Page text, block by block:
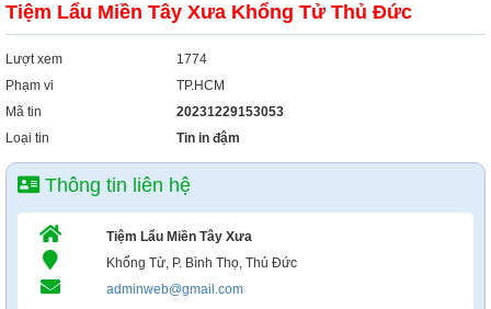
Tiệm Lẩu Miền Tây Xưa Khổng Tử Thủ Đức
Lượt xem
1774
Phạm vi
TP.HCM
Mã tin
20231229153053
Loại tin
Tin in đậm
Thông tin liên hệ
Tiệm Lẩu Miền Tây Xưa
Khổng Tử, P. Bình Thọ, Thủ Đức
adminweb@gmail.com